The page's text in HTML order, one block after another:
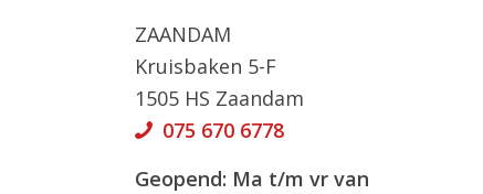
ZAANDAM
Kruisbaken 5-F
1505 HS Zaandam
075 670 6778
Geopend: Ma t/m vr van